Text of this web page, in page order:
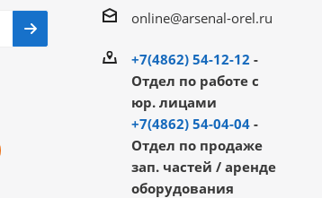
online@arsenal-orel.ru
+7(4862) 54-12-12 -
Отдел по работе с
юр. лицами
+7(4862) 54-04-04-
Отдел по продаже
зап. частей / аренде
оборудования